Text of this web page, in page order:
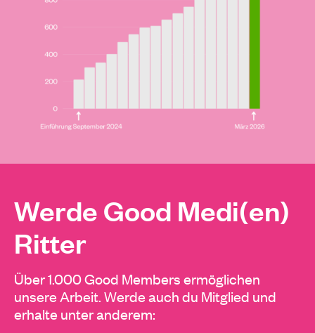
Werde Good Medi(en)
Ritter
Über 1.000 Good Members ermöglichen
unsere Arbeit. Werde auch du Mitglied und
erhalte unter anderem: